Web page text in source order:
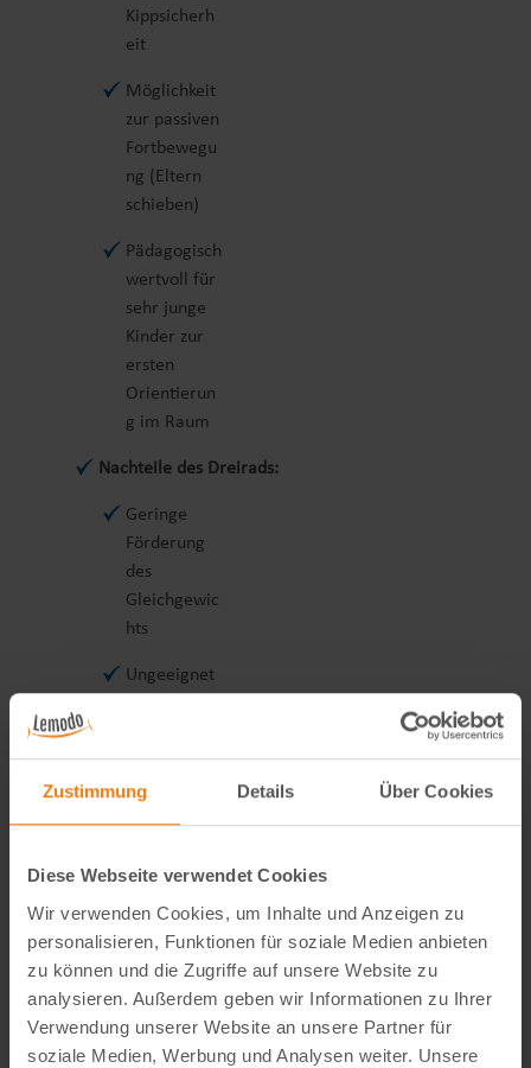
Zustimmung Details Über Cookies
Diese Webseite verwendet Cookies
Wir verwenden Cookies, um Inhalte und Anzeigen zu
personalisieren, Funktionen für soziale Medien anbieten
zu können und die Zugriffe auf unsere Website zu
analysieren. Außerdem geben wir Informationen zu Ihrer
Verwendung unserer Website an unsere Partner für
soziale Medien, Werbung und Analysen weiter. Unsere
Kippsicherh
eit
Möglichkeit
zur passiven
Fortbewegu
ng (Eltern
schieben)
Pädagogisch
wertvoll für
sehr junge
Kinder zur
ersten
Orientierun
g im Raum
Nachteile des Dreirads:
Geringe
Förderung
des
Gleichgewic
hts
Ungeeignet
g auf das
Fahrrad
Geringe
Motivation
zur
Eigenaktivit
ät